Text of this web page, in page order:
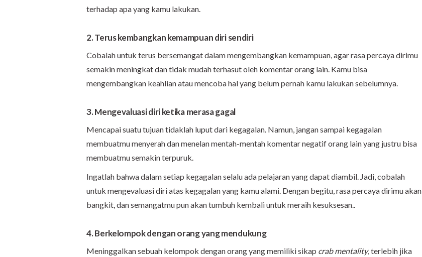
terhadap apa yang kamu lakukan.
2. Terus kembangkan kemampuan diri sendiri
Cobalah untuk terus bersemangat dalam mengembangkan kemampuan, agar rasa percaya dirimu
semakin meningkat dan tidak mudah terhasut oleh komentar orang lain. Kamu bisa
mengembangkan keahlian atau mencoba hal yang belum pernah kamu lakukan sebelumnya.
3. Mengevaluasi diri ketika merasa gagal
Mencapai suatu tujuan tidaklah luput dari kegagalan. Namun, jangan sampai kegagalan
membuatmu menyerah dan menelan mentah-mentah komentar negatif orang lain yang justru bisa
membuatmu semakin terpuruk.
Ingatlah bahwa dalam setiap kegagalan selalu ada pelajaran yang dapat diambil. Jadi, cobalah
untuk mengevaluasi diri atas kegagalan yang kamu alami. Dengan begitu, rasa percaya dirimu akan
bangkit, dan semangatmu pun akan tumbuh kembali untuk meraih kesuksesan..
4. Berkelompok dengan orang yang mendukung
Meninggalkan sebuah kelompok dengan orang yang memiliki sikap crab mentality, terlebih jika